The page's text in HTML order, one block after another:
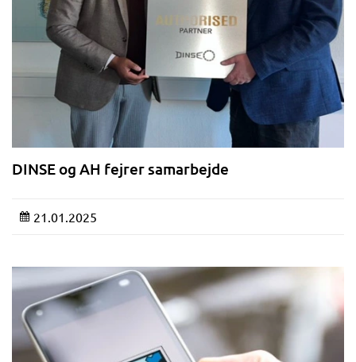
DINSE og AH fejrer samarbejde
21.01.2025